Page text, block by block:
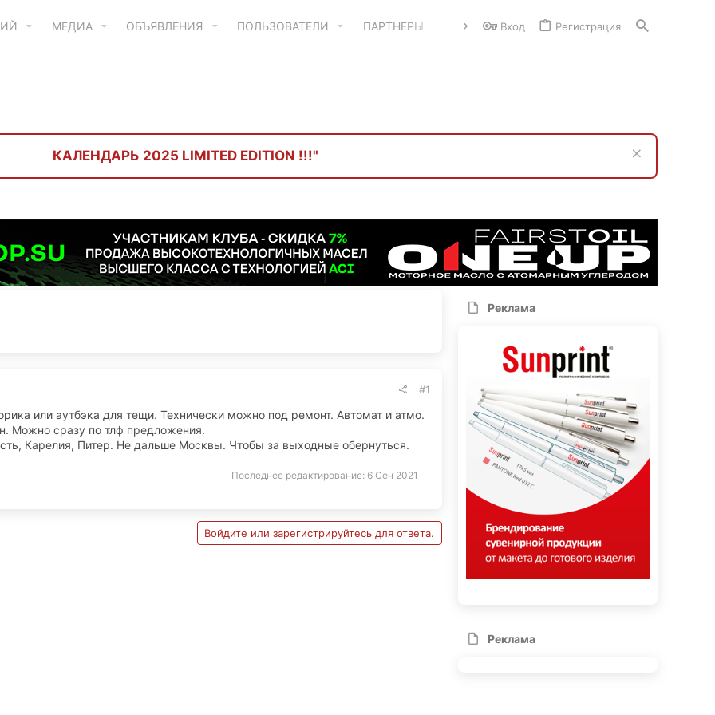
МЕДИА ОБЪЯВЛЕНИЯ ПОЛЬЗОВАТЕЛИ ПАРТНЕРЫ Вход Регистрация
КАЛЕНДАРЬ 2025 LIMITED EDITION !!!"
#1
или аутбэка для тещи. Технически можно под ремонт. Автомат и атмо.
Можно сразу по тлф предложения.
Карелия, Питер. Не дальше Москвы. Чтобы за выходные обернуться.
Последнее редактирование: 6 Сен 2021
Войдите или зарегистрируйтесь для ответа.
Реклама
Реклама